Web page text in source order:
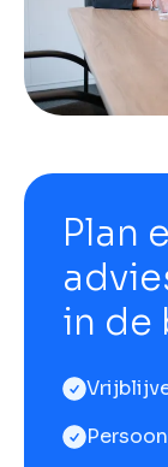
Plan
in de